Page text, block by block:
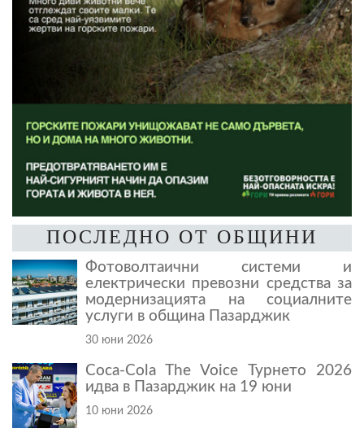
ПОСЛЕДНО ОТ ОБЩИНИ
Фотоволтаични системи и
електрически превозни средства за
модернизацията на социалните
услуги в община Пазарджик
30 юни 2026
Coca-Cola The Voice Турнето 2026
идва в Пазарджик на 19 юни
10 юни 2026